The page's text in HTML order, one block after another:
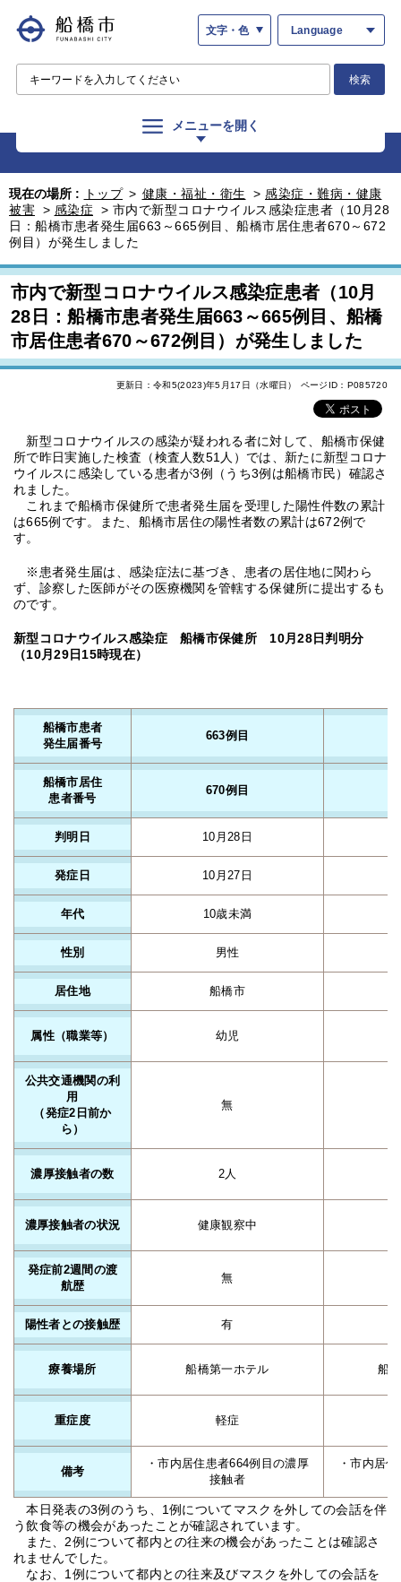
文字・色 Language
検索
メニューを開く
現在の場所 : トップ > 健康・福祉・衛生 > 感染症・難病・健康
被害 > 感染症 > 市内で新型コロナウイルス感染症患者（10月28
日：船橋市患者発生届663～665例目、船橋市居住患者670～672
例目）が発生しました
市内で新型コロナウイルス感染症患者（10月
28日：船橋市患者発生届663～665例目、船橋
市居住患者670～672例目）が発生しました
更新日：令和5(2023)年5月17日（水曜日） ページID：P085720
新型コロナウイルスの感染が疑われる者に対して、船橋市保健
所で昨日実施した検査（検査人数51人）では、新たに新型コロナ
ウイルスに感染している患者が3例（うち3例は船橋市民）確認さ
れました。
これまで船橋市保健所で患者発生届を受理した陽性件数の累計
は665例です。また、船橋市居住の陽性者数の累計は672例で
す。
※患者発生届は、感染症法に基づき、患者の居住地に関わら
ず、診察した医師がその医療機関を管轄する保健所に提出するも
のです。
新型コロナウイルス感染症 船橋市保健所 10月28日判明分
（10月29日15時現在）
船橋市患者
発生届番号
663例目
船橋市居住
患者番号
670例目
判明日 10月28日
発症日 10月27日
年代 10歳未満
性別 男性
居住地 船橋市
属性（職業等） 幼児
公共交通機関の利
用
（発症2日前か
ら）
無
濃厚接触者の数 2人
濃厚接触者の状況 健康観察中
発症前2週間の渡
航歴
無
陽性者との接触歴 有
療養場所 船橋第一ホテル 船
重症度 軽症
備考
・市内居住患者664例目の濃厚
接触者
・市内居
本日発表の3例のうち、1例についてマスクを外しての会話を伴
う飲食等の機会があったことが確認されています。
また、2例について都内との往来の機会があったことは確認さ
れませんでした。
なお、1例について都内との往来及びマスクを外しての会話を